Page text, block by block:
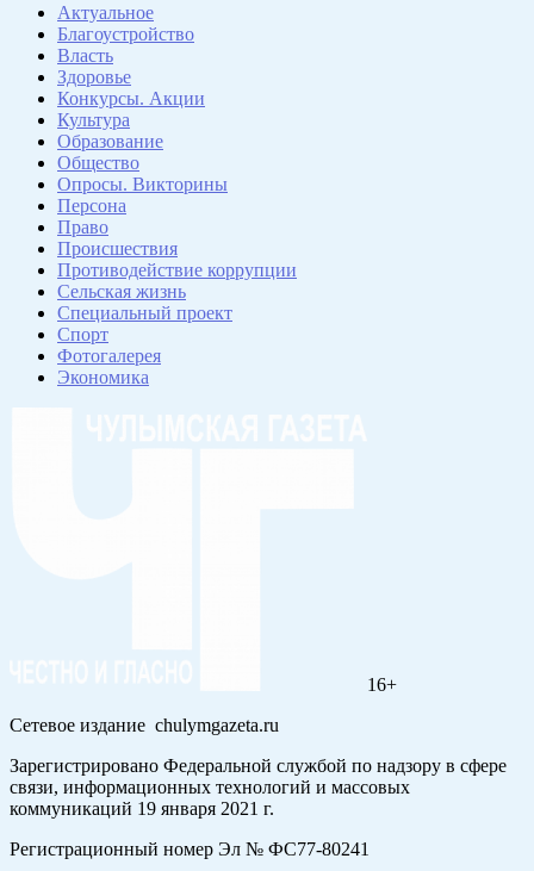
Актуальное
Благоустройство
Власть
Здоровье
Конкурсы. Акции
Культура
Образование
Общество
Опросы. Викторины
Персона
Право
Происшествия
Противодействие коррупции
Сельская жизнь
Специальный проект
Спорт
Фотогалерея
Экономика
16+
Сетевое издание chulymgazeta.ru
Зарегистрировано Федеральной службой по надзору в сфере
связи, информационных технологий и массовых
коммуникаций 19 января 2021 г.
Регистрационный номер Эл № ФС77-80241